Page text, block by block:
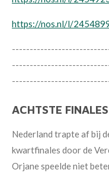
https://nos.nl/l/
ACHTSTE FINALES
Nederland trapte af bij
kwartfinales door de
Orjane speelde niet